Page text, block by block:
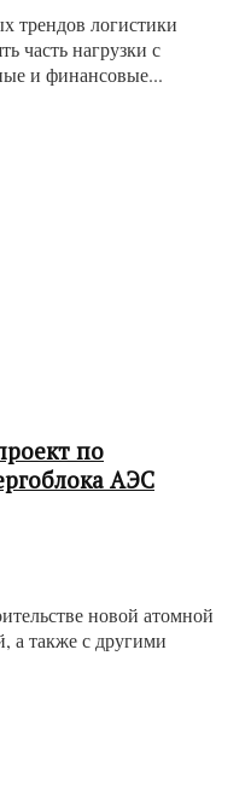
трендов логистики
часть нагрузки с
и финансовые...
по
АЭС
новой атомной
а также с другими